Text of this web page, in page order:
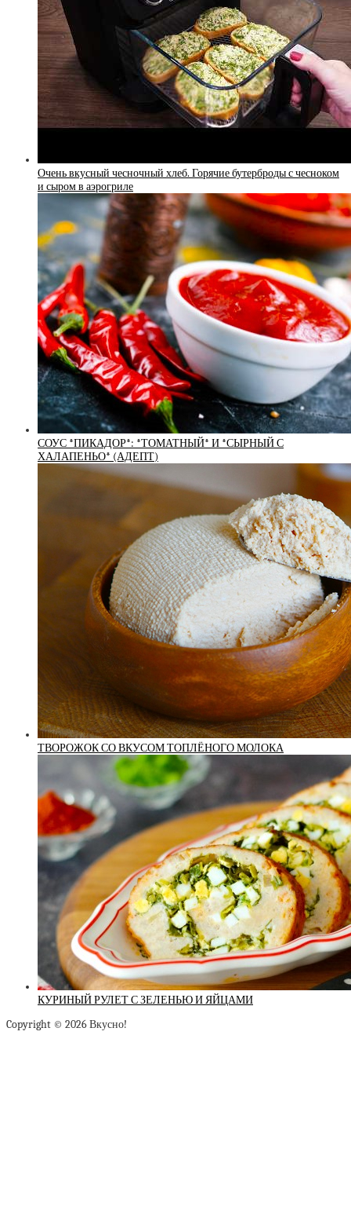
Очень вкусный чесночный хлеб. Горячие бутерброды с чесноком
и сыром в аэрогриле
СОУС *ПИКАДОР*: *ТОМАТНЫЙ* И *СЫРНЫЙ С
ХАЛАПЕНЬО* (АДЕПТ)
ТВОРОЖОК СО ВКУСОМ ТОПЛЁНОГО МОЛОКА
КУРИНЫЙ РУЛЕТ С ЗЕЛЕНЬЮ И ЯЙЦАМИ
Copyright © 2026 Вкусно!